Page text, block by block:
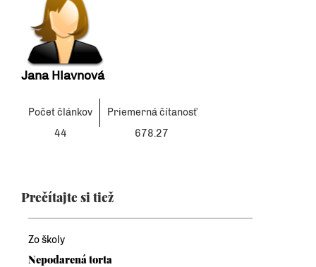
Jana Hlavnová
Počet článkov
Priemerná čítanosť
44
678.27
Prečítajte si tiež
Zo školy
Nepodarená torta